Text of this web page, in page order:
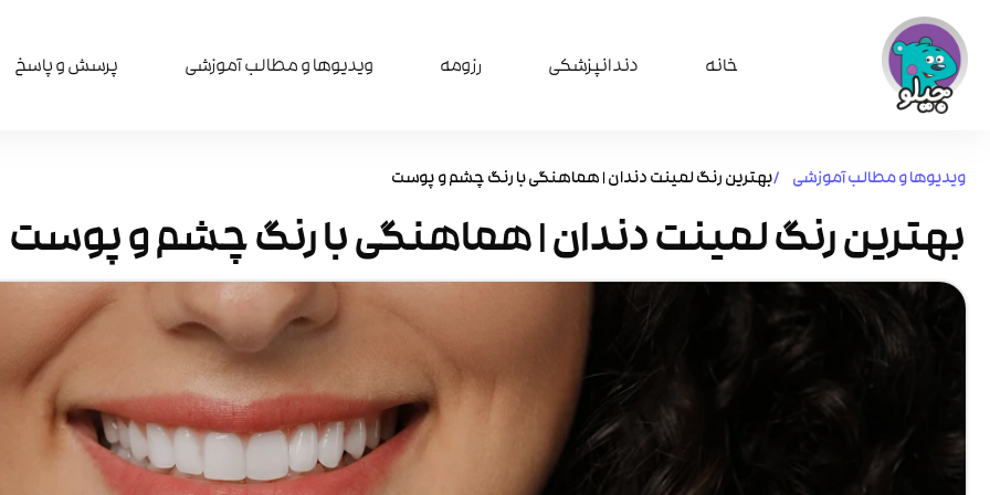
خانه دندانپزشکی رزومه ویدیوها و مطالب آموزشی​ پرسش و پاسخ
ویدیوها و مطالب آموزشی /بهترین رنگ لمینت دندان | هماهنگی با رنگ چشم و پوست
بهترین رنگ لمینت دندان | هماهنگی با رنگ چشم و پوست